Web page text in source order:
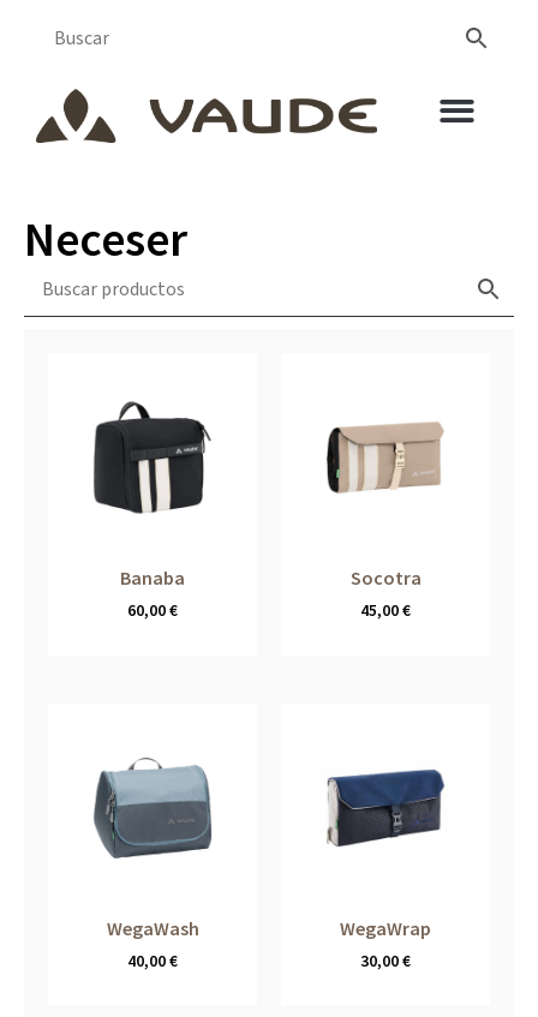
Neceser
Banaba
60,00€
Socotra
45,00€
WegaWash
40,00€
WegaWrap
30,00€